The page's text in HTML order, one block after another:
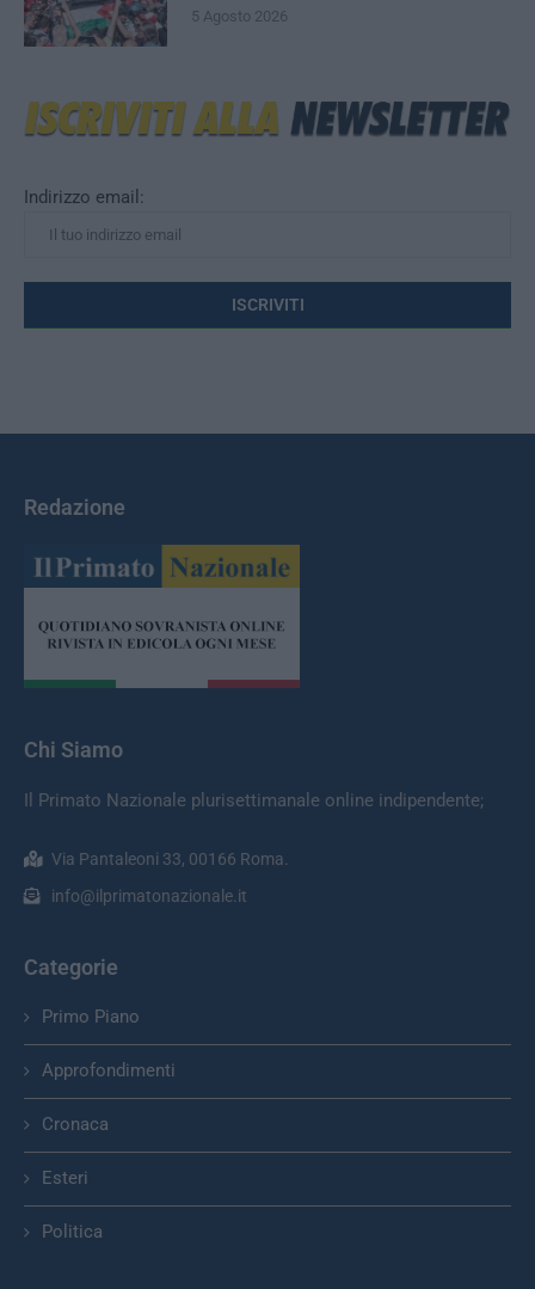
Indirizzo email:
5 Agosto 2026
Redazione
Chi Siamo
Il Primato Nazionale plurisettimanale online indipendente;
Via Pantaleoni 33, 00166 Roma.
info@ilprimatonazionale.it
Categorie
Primo Piano
Approfondimenti
Cronaca
Esteri
Politica